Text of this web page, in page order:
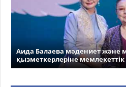
Аида Балаева мәдениет және
қызметкерлеріне